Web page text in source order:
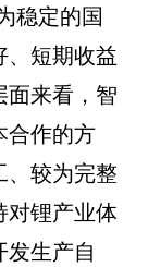
稳定的国
、短期收益
面来看，智
合作的方
、较为完整
对锂产业体
发生产自